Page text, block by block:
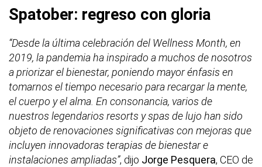
Spatober: regreso con gloria
“Desde la última celebración del Wellness Month, en
2019, la pandemia ha inspirado a muchos de nosotros
a priorizar el bienestar, poniendo mayor énfasis en
tomarnos el tiempo necesario para recargar la mente,
el cuerpo y el alma. En consonancia, varios de
nuestros legendarios resorts y spas de lujo han sido
objeto de renovaciones significativas con mejoras que
incluyen innovadoras terapias de bienestar e
instalaciones ampliadas”, dijo Jorge Pesquera, CEO de